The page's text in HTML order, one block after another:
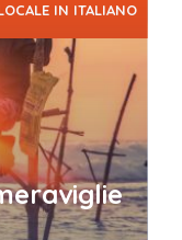
IN ITALIANO